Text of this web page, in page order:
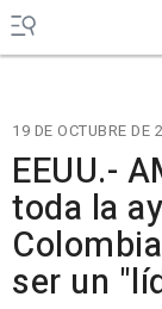
19 DE OCTUBRE DE
EEUU.-
toda la
ser un